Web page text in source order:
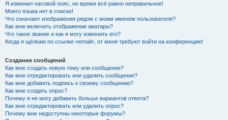
Я изменил часовой пояс, но время всё равно неправильное!
Моего языка нет в списке!
Что означают изображения рядом с моим именем пользователя?
Как мне включить отображение аватары?
Что такое звание и как я могу изменить его?
Когда я щёлкаю по ссылке «email», от меня требуют войти на конференцию!
Создание сообщений
Как мне создать новую тему или сообщение?
Как мне отредактировать или удалить сообщение?
Как мне добавить подпись к своему сообщению?
Как мне создать опрос?
Почему я не могу добавить больше вариантов ответа?
Как мне отредактировать или удалить опрос?
Почему мне недоступны некоторые форумы?